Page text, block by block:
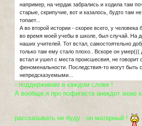
например, на чердак забрались и ходила там
старые, скрипучие, вот и казалось, будто там
топает...
А во второй истории - скорее всего, у человека
во время моей учебы в школе, был случай. На
наших учителей. Тот встал, самостоятельно
только там ему стало плохо.. Вскоре он
встал и ушел с места происшесвия, не говорит
феноменальности. Последствия-то могут быть
непредсказуемыми...
- поддерживаю в каждом слове !
А вообще,я про пофигиста анекдот знаю
рассказывать не буду - он матерный !